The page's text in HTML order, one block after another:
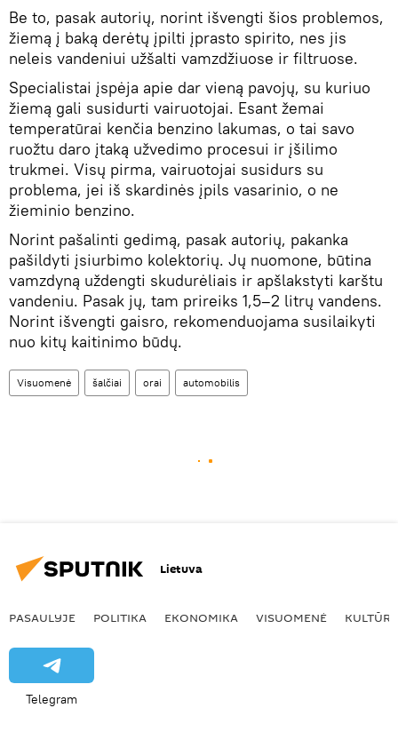
Be to, pasak autorių, norint išvengti šios problemos,
žiemą į baką derėtų įpilti įprasto spirito, nes jis
neleis vandeniui užšalti vamzdžiuose ir filtruose.
Specialistai įspėja apie dar vieną pavojų, su kuriuo
žiemą gali susidurti vairuotojai. Esant žemai
temperatūrai kenčia benzino lakumas, o tai savo
ruožtu daro įtaką užvedimo procesui ir įšilimo
trukmei. Visų pirma, vairuotojai susidurs su
problema, jei iš skardinės įpils vasarinio, o ne
žieminio benzino.
Norint pašalinti gedimą, pasak autorių, pakanka
pašildyti įsiurbimo kolektorių. Jų nuomone, būtina
vamzdyną uždengti skudurėliais ir apšlakstyti karštu
vandeniu. Pasak jų, tam prireiks 1,5–2 litrų vandens.
Norint išvengti gaisro, rekomenduojama susilaikyti
nuo kitų kaitinimo būdų.
Visuomenė šalčiai orai automobilis
Lietuva
PASAULYJE POLITIKA EKONOMIKA VISUOMENĖ KULTŪRA
Telegram